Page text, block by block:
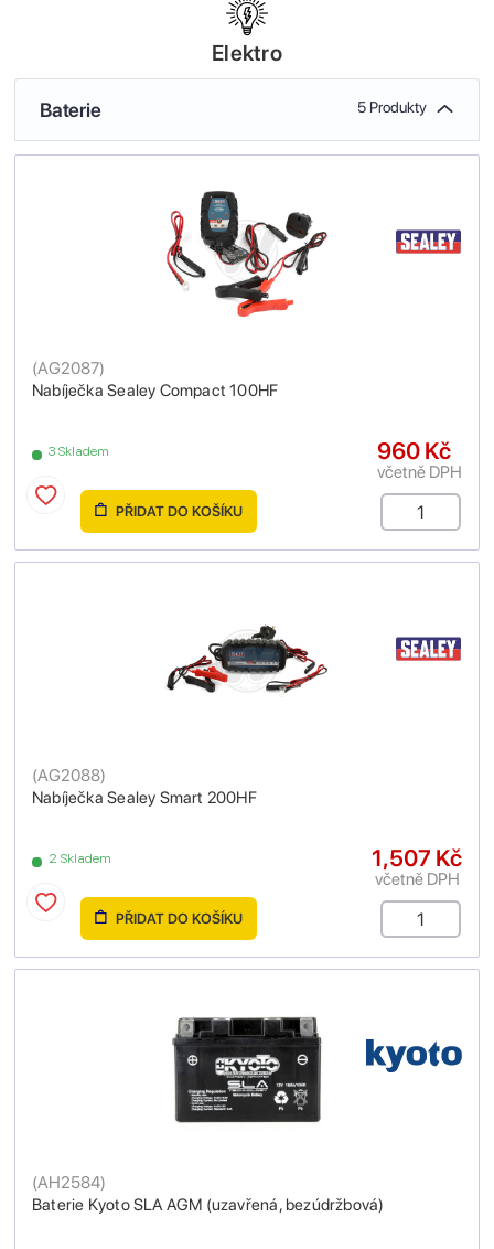
Elektro
Baterie 5 Produkty
Nabíječka Sealey Compact 100HF
(AG2087)
3 Skladem 960 Kč
včetně DPH
PŘIDAT DO KOŠÍKU
Nabíječka Sealey Smart 200HF
(AG2088)
2 Skladem 1,507 Kč
včetně DPH
PŘIDAT DO KOŠÍKU
Baterie Kyoto SLA AGM (uzavřená, bezúdržbová)
(AH2584)